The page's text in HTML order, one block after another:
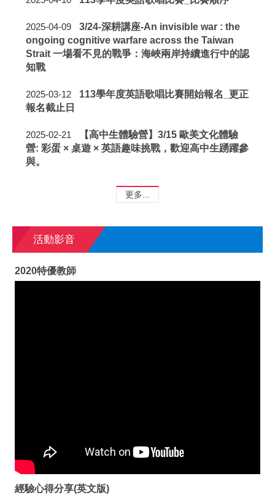
2025-04-09
3/24-深耕講座-An invisible war : the
ongoing cognitive warfare across the Taiwan
Strait 一場看不見的戰爭：海峽兩岸持續進行中的認
知戰
2025-03-12
113學年度英語歌唱比賽開始報名_更正
報名截止日
2025-02-21
【高中生體驗營】3/15 歐美文化體驗
營: 彩蛋 × 桌遊 × 英語趣味挑戰，歡迎高中生踴躍參
與。
更多...
活動影音
2020特優教師
經驗心得分享(英文版)